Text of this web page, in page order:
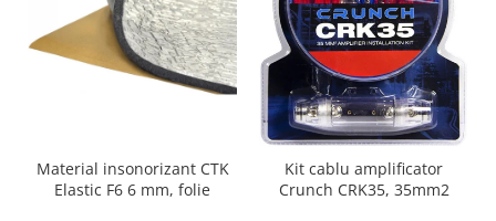
Material insonorizant CTK
Elastic F6 6 mm, folie
Kit cablu amplificator
Crunch CRK35, 35mm2